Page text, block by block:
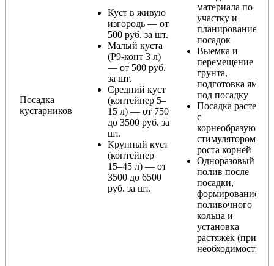
Посадка
кустарников
Куст в живую
изгородь — от
500 руб. за шт.
Малый куста
(Р9-конт 3 л)
— от 500 руб.
за шт.
Средний куст
(контейнер 5–
15 л) — от 750
до 3500 руб. за
шт.
Крупный куст
(контейнер
15–45 л) — от
3500 до 6500
руб. за шт.
материала по
участку и
планирование
посадок
Выемка и
перемещение
грунта,
подготовка ямы
под посадку
Посадка растения
с
корнеобразующим
стимулятором
роста корней
Одноразовый
полив после
посадки,
формирование
поливочного
кольца и
установка
растяжек (при
необходимости)